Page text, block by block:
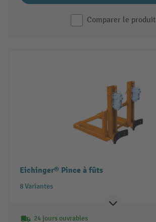
Comparer le produit
Eichinger® Pince à fûts
8 Variantes
24 jours ouvrables